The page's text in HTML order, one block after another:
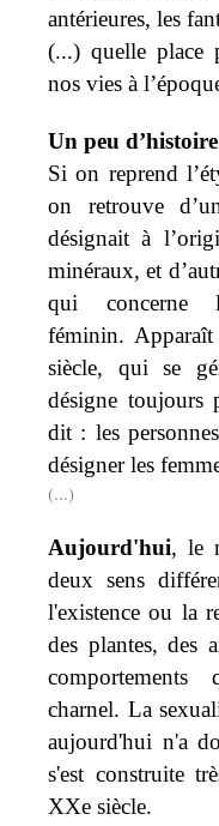
antérieures, les
(...) quelle place
nos vies à
Un peu d’histoire
Si on reprend
on retrouve
désignait à
minéraux, et
qui
féminin.
siècle, qui se
désigne toujours
dit : les
désigner les
(...)
Aujourd'hui, le
deux sens
l'existence ou la
des plantes, des
charnel. La
aujourd'hui n'a
s'est construite
XXe siècle.